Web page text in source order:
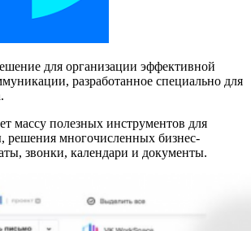
для организации эффективной
разработанное специально для
массу полезных инструментов для
решения многочисленных бизнес-
звонки, календари и документы.